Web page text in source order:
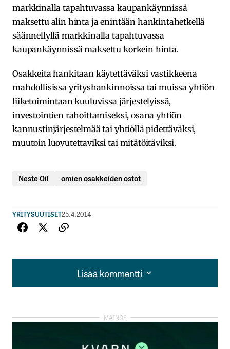
markkinalla tapahtuvassa kaupankäynnissä
maksettu alin hinta ja enintään hankintahetkellä
säännellyllä markkinalla tapahtuvassa
kaupankäynnissä maksettu korkein hinta.
Osakkeita hankitaan käytettäväksi vastikkeena
mahdollisissa yrityshankinnoissa tai muissa yhtiön
liiketoimintaan kuuluvissa järjestelyissä,
investointien rahoittamiseksi, osana yhtiön
kannustinjärjestelmää tai yhtiöllä pidettäväksi,
muutoin luovutettaviksi tai mitätöitäviksi.
Neste Oil omien osakkeiden ostot
YRITYSUUTISET25.4.2014
Lisää kommentti
Lisää kommentti
kirjautua
rekisteröityä